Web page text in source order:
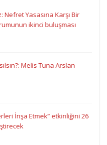
Yasasına Karşı Bir
ikinci buluşması
Melis Tuna Arslan
İnşa Etmek” etkinliğini 26